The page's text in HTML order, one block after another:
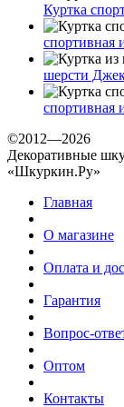
Куртка
спортивная
шерсти
спортивная
©2012—2026
Декоративные
«Шкуркин.Ру»
Главная
О магазине
Оплата и
Гарантия
Вопрос-
Оптом
Контакты